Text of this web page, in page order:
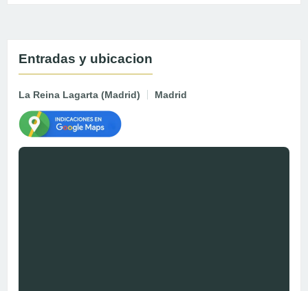
Entradas y ubicacion
La Reina Lagarta (Madrid) Madrid